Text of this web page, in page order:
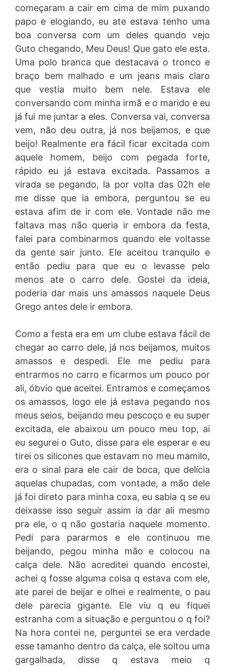
começaram a cair em cima de mim puxando
papo e elogiando, eu ate estava tenho uma
boa conversa com um deles quando vejo
Guto chegando, Meu Deus! Que gato ele esta.
Uma polo branca que destacava o tronco e
braço bem malhado e um jeans mais claro
que vestia muito bem nele. Estava ele
conversando com minha irmã e o marido e eu
já fui me juntar a eles. Conversa vai, conversa
vem, não deu outra, já nos beijamos, e que
beijo! Realmente era fácil ficar excitada com
aquele homem, beijo com pegada forte,
rápido eu já estava excitada. Passamos a
virada se pegando, la por volta das 02h ele
me disse que ia embora, perguntou se eu
estava afim de ir com ele. Vontade não me
faltava mas não queria ir embora da festa,
falei para combinarmos quando ele voltasse
da gente sair junto. Ele aceitou tranquilo e
então pediu para que eu o levasse pelo
menos ate o carro dele. Gostei da ideia,
poderia dar mais uns amassos naquele Deus
Grego antes dele ir embora.
Como a festa era em um clube estava fácil de
chegar ao carro dele, já nos beijamos, muitos
amassos e despedi. Ele me pediu para
entrarmos no carro e ficarmos um pouco por
ali, óbvio que aceitei. Entramos e começamos
os amassos, logo ele já estava pegando nos
meus seios, beijando meu pescoço e eu super
excitada, ele abaixou um pouco meu top, ai
eu segurei o Guto, disse para ele esperar e eu
tirei os silicones que estavam no meu mamilo,
era o sinal para ele cair de boca, que delícia
aquelas chupadas, com vontade, a mão dele
já foi direto para minha coxa, eu sabia q se eu
deixasse isso seguir assim ia dar ali mesmo
pra ele, o q não gostaria naquele momento.
Pedi para pararmos e ele continuou me
beijando, pegou minha mão e colocou na
calça dele. Não acreditei quando encostei,
achei q fosse alguma coisa q estava com ele,
ate parei de beijar e olhei e realmente, o pau
dele parecia gigante. Ele viu q eu fiquei
estranha com a situação e perguntou o q foi?
Na hora contei ne, perguntei se era verdade
esse tamanho dentro da calça, ele soltou uma
gargalhada, disse q estava meio q